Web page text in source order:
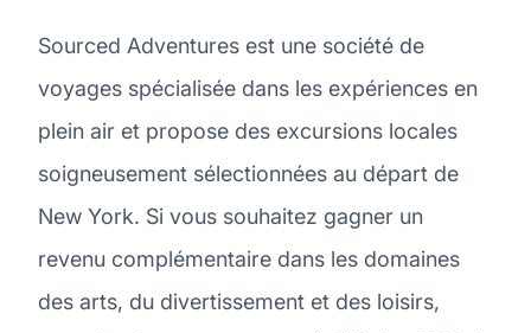
Sourced Adventures est une société de
voyages spécialisée dans les expériences en
plein air et propose des excursions locales
soigneusement sélectionnées au départ de
New York. Si vous souhaitez gagner un
revenu complémentaire dans les domaines
des arts, du divertissement et des loisirs,